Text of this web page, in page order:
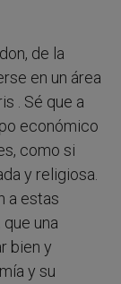
de la
en un área
. Sé que a
económico
como si
y religiosa.
a estas
una
bien y
y su